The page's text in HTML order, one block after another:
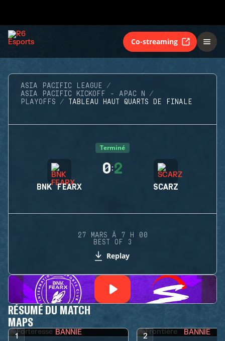
Co-streaming
ASIA PACIFIC LEAGUE
ASIA PACIFIC KICKOFF - APAC N
PLAYOFFS
TABLEAU HAUT QUARTS DE FINALE
Terminé
BNK FEARX
0:2
SCARZ
27 MARS À 7 H 00
BEST OF 3
Replay
RÉSUMÉ DU MATCH
MAPS
1 BANNIE 2 BANNIE